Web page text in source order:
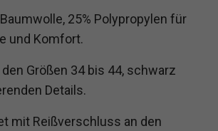
25% Polypropylen für
und Komfort.
Größen 34 bis 44, schwarz
Details.
mit Reißverschluss an den